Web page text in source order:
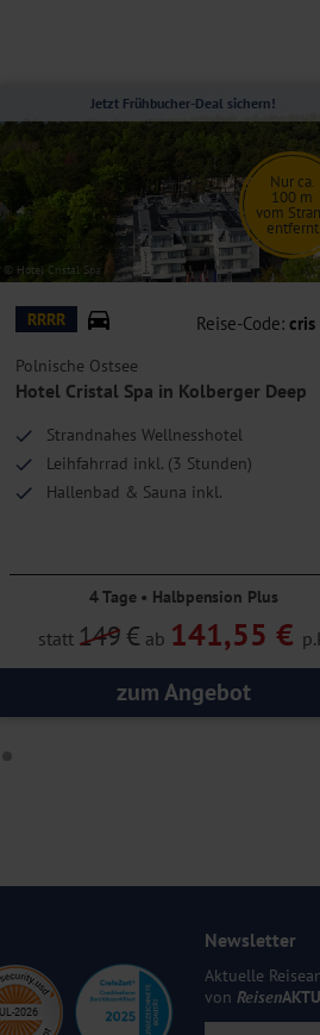
© Hotel Cristal Spa
Nur ca.
100 m
vom
entfernt
Jetzt Frühbucher-Deal sichern!
RRRR Reise-Code: cris
Polnische Ostsee
Hotel Cristal Spa in Kolberger Deep
Strandnahes Wellnesshotel
Leihfahrrad inkl. (3 Stunden)
Hallenbad & Sauna inkl.
4 Tage • Halbpension Plus
statt 149€ ab 141,55 €
zum Angebot
Newsletter
Aktuelle
von Reisen